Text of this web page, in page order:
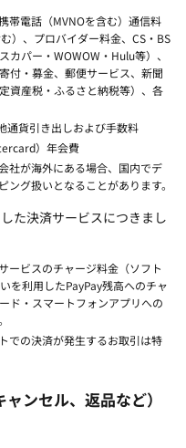
帯電話（MVNOを含む）通信料
）、プロバイダー料金、CS・BS
パー・WOWOW・Hulu等）、
付・募金、郵便サービス、新聞
資産税・ふるさと納税等）、各
通貨引き出しおよび手数料
）年会費
社が海外にある場合、国内でデ
グ扱いとなることがあります。
た決済サービスにつきまし
ービスのチャージ料金（ソフト
を利用したPayPay残高へのチャ
ド・スマートフォンアプリへの
での決済が発生するお取引は特
ンセル、返品など）